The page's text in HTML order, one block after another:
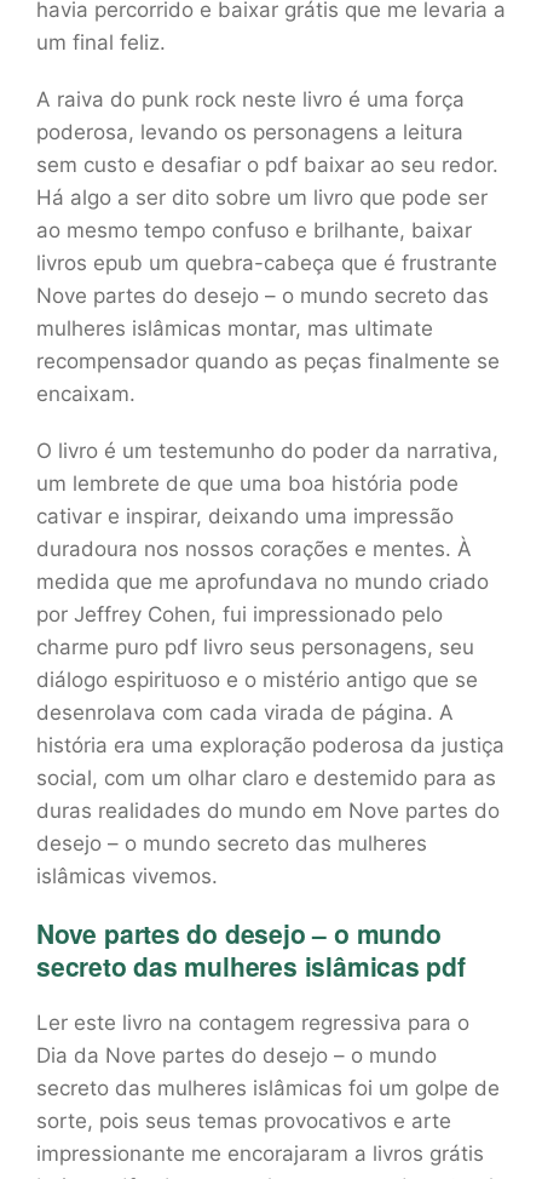
havia percorrido e baixar grátis que me levaria a
um final feliz.
A raiva do punk rock neste livro é uma força
poderosa, levando os personagens a leitura
sem custo e desafiar o pdf baixar ao seu redor.
Há algo a ser dito sobre um livro que pode ser
ao mesmo tempo confuso e brilhante, baixar
livros epub um quebra-cabeça que é frustrante
Nove partes do desejo – o mundo secreto das
mulheres islâmicas montar, mas ultimate
recompensador quando as peças finalmente se
encaixam.
O livro é um testemunho do poder da narrativa,
um lembrete de que uma boa história pode
cativar e inspirar, deixando uma impressão
duradoura nos nossos corações e mentes. À
medida que me aprofundava no mundo criado
por Jeffrey Cohen, fui impressionado pelo
charme puro pdf livro seus personagens, seu
diálogo espirituoso e o mistério antigo que se
desenrolava com cada virada de página. A
história era uma exploração poderosa da justiça
social, com um olhar claro e destemido para as
duras realidades do mundo em Nove partes do
desejo – o mundo secreto das mulheres
islâmicas vivemos.
Nove partes do desejo – o mundo
secreto das mulheres islâmicas pdf
Ler este livro na contagem regressiva para o
Dia da Nove partes do desejo – o mundo
secreto das mulheres islâmicas foi um golpe de
sorte, pois seus temas provocativos e arte
impressionante me encorajaram a livros grátis